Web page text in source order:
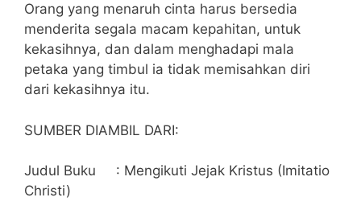
Orang yang menaruh cinta harus bersedia
menderita segala macam kepahitan, untuk
kekasihnya, dan dalam menghadapi mala
petaka yang timbul ia tidak memisahkan diri
dari kekasihnya itu.
SUMBER DIAMBIL DARI:
Judul Buku : Mengikuti Jejak Kristus (Imitatio
Christi)